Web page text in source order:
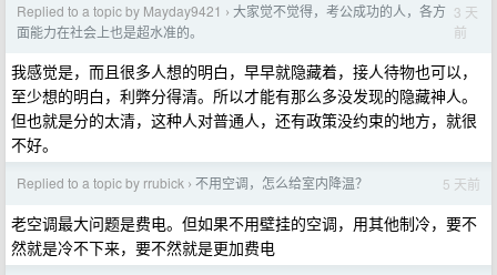
Replied to a topic by Mayday9421 › 大家觉不觉得，考公成功的人，各方
面能力在社会上也是超水准的。
3 天
前
我感觉是，而且很多人想的明白，早早就隐藏着，接人待物也可以，
至少想的明白，利弊分得清。所以才能有那么多没发现的隐藏神人。
但也就是分的太清，这种人对普通人，还有政策没约束的地方，就很
不好。
Replied to a topic by rrubick › 不用空调，怎么给室内降温？ 5 天前
老空调最大问题是费电。但如果不用壁挂的空调，用其他制冷，要不
然就是冷不下来，要不然就是更加费电